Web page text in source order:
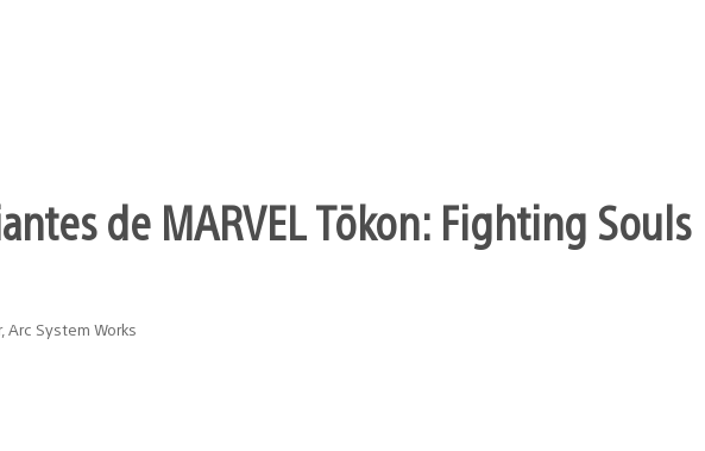
de MARVEL Tōkon: Fighting Souls
Arc System Works